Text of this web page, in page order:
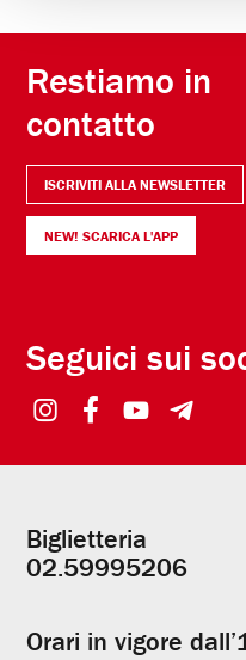
Restiamo in
contatto
ISCRIVITI ALLA NEWSLETTER
NEW! SCARICA L'APP
Seguici sui
Informazioni
utili
Biglietteria
02.59995206
Orari in vigore